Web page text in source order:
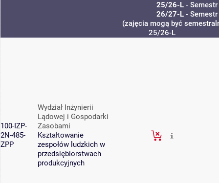
25/26-L-
26/27-L-
(zajęcia mogą być
25/26-L
100-IZP-
2N-485-
ZPP
Wydział Inżynierii
Lądowej i Gospodarki
Zasobami
Kształtowanie
zespołów ludzkich w
przedsiębiorstwach
produkcyjnych